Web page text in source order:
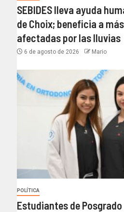
SEBIDES lleva ayuda
de Choix; beneficia a
afectadas por las lluvias
6 de agosto de 2026 Mario
POLÍTICA
Estudiantes de